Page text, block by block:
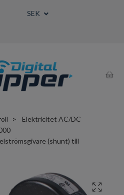
SEK
Elektricitet AC/DC
(shunt) till